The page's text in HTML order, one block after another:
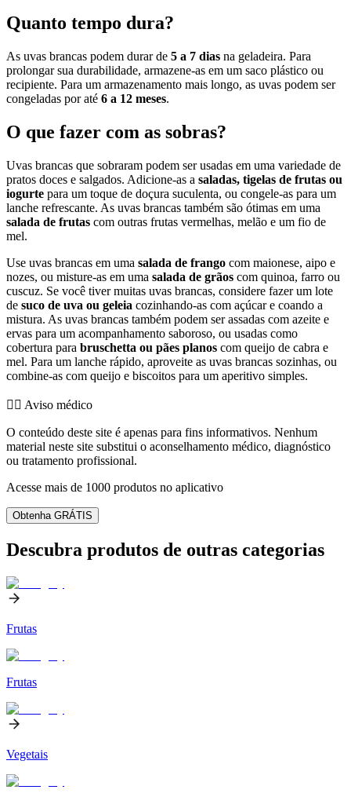
Quanto tempo dura?
As uvas brancas podem durar de 5 a 7 dias na geladeira. Para
prolongar sua durabilidade, armazene-as em um saco plástico ou
recipiente. Para um armazenamento mais longo, as uvas podem ser
congeladas por até 6 a 12 meses.
O que fazer com as sobras?
Uvas brancas que sobraram podem ser usadas em uma variedade de
pratos doces e salgados. Adicione-as a saladas, tigelas de frutas ou
iogurte para um toque de doçura suculenta, ou congele-as para um
lanche refrescante. As uvas brancas também são ótimas em uma
salada de frutas com outras frutas vermelhas, melão e um fio de
mel.
Use uvas brancas em uma salada de frango com maionese, aipo e
nozes, ou misture-as em uma salada de grãos com quinoa, farro ou
cuscuz. Se você tiver muitas uvas brancas, considere fazer um lote
de suco de uva ou geleia cozinhando-as com açúcar e coando a
mistura. As uvas brancas também podem ser assadas com azeite e
ervas para um acompanhamento saboroso, ou usadas como
cobertura para bruschetta ou pães planos com queijo de cabra e
mel. Para um lanche rápido, aproveite as uvas brancas sozinhas, ou
combine-as com queijo e biscoitos para um aperitivo simples.
👨‍⚕️️ Aviso médico
O conteúdo deste site é apenas para fins informativos. Nenhum
material neste site substitui o aconselhamento médico, diagnóstico
ou tratamento profissional.
Acesse mais de 1000 produtos no aplicativo
Obtenha GRÁTIS
Descubra produtos de outras categorias
Frutas
Frutas
Vegetais